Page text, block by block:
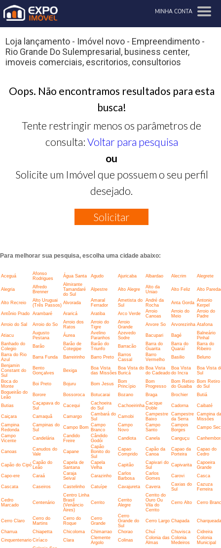
MINHA CONTA
Loja lançamento - Imóvel novo - Empreendimento -
Rio Grande Do Sulempresarial, business center,
imoveis comerciais, escritorios, consultorios
Oops. Não encontramos resultados para esta
busca!
Tente restringir menos os parâmetros de
consulta: Voltar para pesquisa
ou
Solicite um Imóvel que possuem o seu perfil
desejado.
Solicitar
Para melhorar sua pesquisa, escolha uma cidade abaixo:
Aceguá
Afonso
Rodrigues
Água Santa Agudo Ajuricaba Albardao Alecrim Alegrete
Alegria
Alfredo
Brenner
Almirante
Tamandaré
do Sul
Alpestre Alto Alegre
Alto da
Uniao
Alto Feliz Alto
Alto Recreio
Alto Uruguai
(Três Passos) Alvorada
Amaral
Ferrador
Ametista do
Sul
André da
Rocha
Anta Gorda Antonio
Kerpel
Antônio Prado Arambaré Araricá Aratiba Arco Verde
Arroio
Canoas
Arroio do
Meio
Arroio do
Padre
Arroio do Sal
Arroio do So
Arroio dos
Ratos
Arroio do
Tigre
Arroio
Grande
Arvore So Arvorezinha Atafona
Atiacu
Augusto
Pestana
Áurea
Avelino
Paranhos
Azevedo
Sodre
Bacupari Bagé
Balneário
Pinhal
Banhado do
Colegio
Barão
Barão de
Cotegipe
Barão do
Triunfo
Barracão
Barra do
Guarita
Barra do
Quaraí
Barra do
Ribeiro
Barra do Rio
Azul
Barra Funda Barreirinho Barro Preto
Barros
Cassal
Barro
Vermelho
Basilio
Beluno
Benjamin
Constant do
Sul
Bento
Gonçalves
Bexiga
Boa Vista
das Missões
Boa Vista do
Buricá
Boa Vista
do Cadeado
Boa Vista
do Incra
Boa Vista
Sul
Boca do
Monte
Boi Preto Bojuru Bom Jesus
Bom
Princípio
Bom
Progresso
Bom Retiro
do Guaiba
Bom Retiro
do Sul
Boqueirão do
Leão
Borore Bossoroca Botucarai Bozano Braga Brochier Butiá
Butias
Caçapava do
Sul
Cacequi
Cachoeira
do Sul
Cachoeirinha Cacique
Doble
Cadorna Caibaté
Caiçara Camaquã Camargo
Cambará do
Sul
Camobi
Campestre
Baixo
Campestre
da Serra
Campina
Missões
Campina
Redonda
Campinas do
Sul
Campo Bom Campo
Branco
Campo
Novo
Campo
Santo
Campos
Borges
Campo
Campo
Vicente
Candelária
Candido
Freire
Cândido
Godói
Candiota Canela Canguçu
Canoas
Canudos do
Vale
Capane
Capão
Bonito do
Sul
Capao
Comprido
Capão da
Canoa
Capao da
Porteira
Capao do
Cedro
Capão do Cipó Capão do
Leão
Capela de
Santana
Capela
Velha
Capitão
Capivari do
Sul
Capivarita
Capoeira
Grande
Capo-ere
Caraá
Caraja
Seival
Carazinho
Carlos
Barbosa
Carlos
Gomes
Carovi Casca
Cascata Caseiros Castelinho Catuípe Cavajureta Cavera
Caxias do
Sul
Cazuza
Ferreira
Cedro
Marcado
Centenário
Centro Linha
Brasil
(Venâncio
Aires)
Cerrito
Cerrito
Alegre
Cerrito do
Ouro Ou
Vila do
Cerrito
Cerro Alto Cerro
Cerro Claro
Cerro do
Martins
Cerro do
Roque
Cerro
Grande
Cerro
Grande do
Sul
Cerro Largo Chapada
Charrua Chiapetta Chicoloma Chimarrao Chorao Chuí Chuvisca
Cidreira
Cinquentenario Ciríaco Clara
Clemente
Argolo
Colinas
Colonia das
Almas
Colonia
Medeiros
Colonia
Municipal